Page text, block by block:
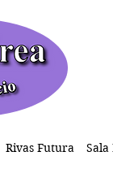
Rivas Futura